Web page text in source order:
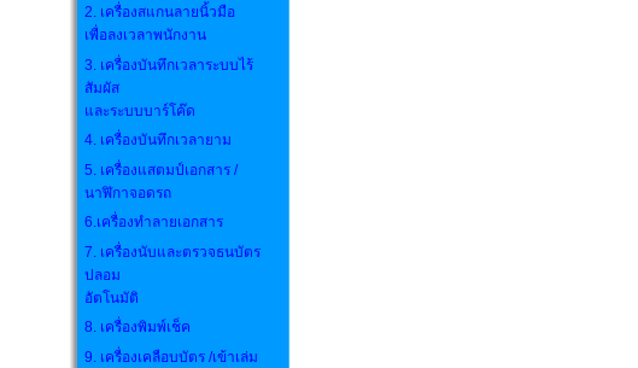
2. เครื่องสแกนลายนิ้วมือ
เพื่อลงเวลาพนักงาน
3. เครื่องบันทึกเวลาระบบไร้
สัมผัส
และระบบบาร์โค๊ด
4. เครื่องบันทึกเวลายาม
5. เครื่องแสตมป์เอกสาร /
นาฬิกาจอดรถ
6.เครื่องทำลายเอกสาร
7. เครื่องนับและตรวจธนบัตร
ปลอม
อัตโนมัติ
8. เครื่องพิมพ์เช็ค
9. เครื่องเคลือบบัตร /เข้าเล่ม